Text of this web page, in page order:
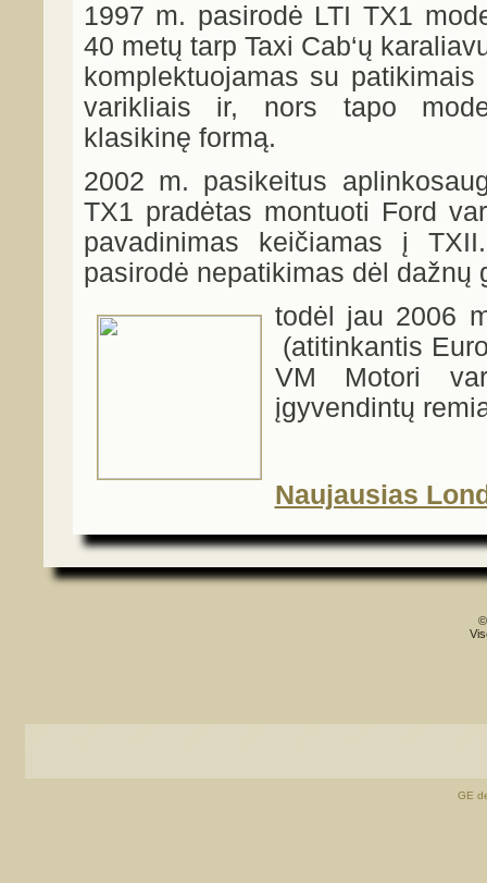
1997 m. pasirodė LTI TX1
40 metų tarp Taxi Cab‘ų
komplektuojamas su
varikliais ir, nors tapo
klasikinę formą.
2002 m. pasikeitus
TX1 pradėtas montuoti Ford
pavadinimas keičiamas į
pasirodė nepatikimas dėl dažnų
todėl jau 2006
(atitinkantis
VM Motori
įgyvendintų
Naujausias
©
GE